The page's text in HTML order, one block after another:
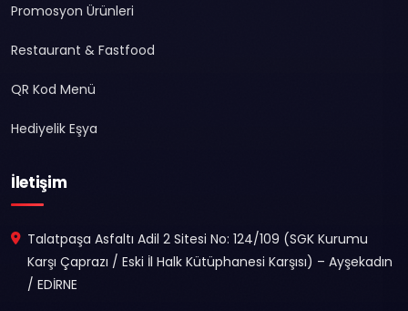
Promosyon Ürünleri
Restaurant & Fastfood
QR Kod Menü
Hediyelik Eşya
İletişim
Talatpaşa Asfaltı Adil 2 Sitesi No: 124/109 (SGK Kurumu
Karşı Çaprazı / Eski İl Halk Kütüphanesi Karşısı) – Ayşekadın
/ EDİRNE